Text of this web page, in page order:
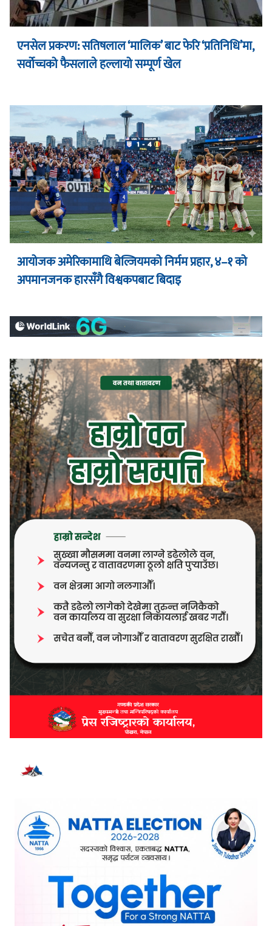
एनसेल प्रकरण: सतिषलाल ‘मालिक’ बाट फेरि ‘प्रतिनिधि’मा,
सर्वोच्चको फैसलाले हल्लायो सम्पूर्ण खेल
आयोजक अमेरिकामाथि बेल्जियमको निर्मम प्रहार, ४–१ को
अपमानजनक हारसँगै विश्वकपबाट बिदाइ